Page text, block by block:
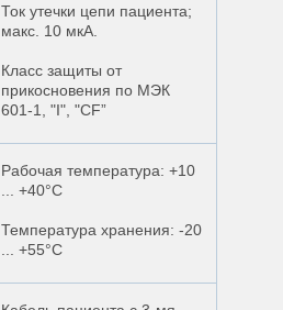
Ток утечки цепи пациента;
макс. 10 мкА.
Класс защиты от
прикосновения по МЭК
601-1, "I", "CF”
Рабочая температура: +10
... +40°С
Температура хранения: -20
... +55°С